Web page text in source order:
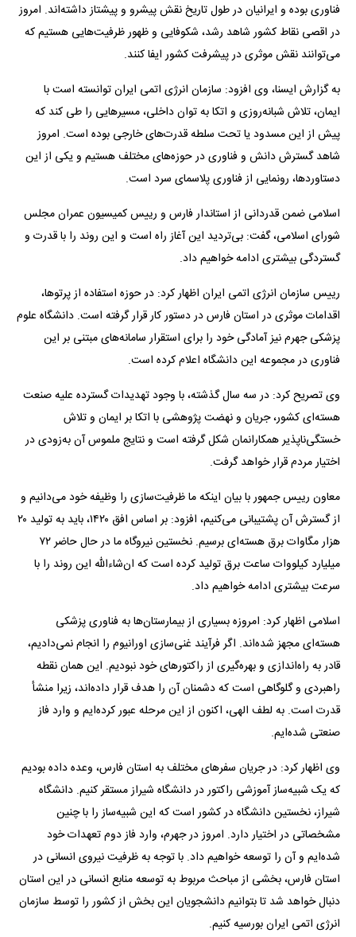
فناوری بوده و ایرانیان در طول تاریخ نقش پیشرو و پیشتاز داشته‌اند. امروز
در اقصی نقاط کشور شاهد رشد، شکوفایی و ظهور ظرفیت‌هایی هستیم که
می‌توانند نقش موثری در پیشرفت کشور ایفا کنند.
به گزارش ایسنا، وی افزود: سازمان انرژی اتمی ایران توانسته است با
ایمان، تلاش شبانه‌روزی و اتکا به توان داخلی، مسیر‌هایی را طی کند که
پیش از این مسدود یا تحت سلطه قدرت‌های خارجی بوده است. امروز
شاهد گسترش دانش و فناوری در حوزه‌های مختلف هستیم و یکی از این
دستاوردها، رونمایی از فناوری پلاسمای سرد است.
اسلامی ضمن قدردانی از استاندار فارس و رییس کمیسیون عمران مجلس
شورای اسلامی، گفت: بی‌تردید این آغاز راه است و این روند را با قدرت و
گستردگی بیشتری ادامه خواهیم داد.
رییس سازمان انرژی اتمی ایران اظهار کرد: در حوزه استفاده از پرتوها،
اقدامات موثری در استان فارس در دستور کار قرار گرفته است. دانشگاه علوم
پزشکی جهرم نیز آمادگی خود را برای استقرار سامانه‌های مبتنی بر این
فناوری در مجموعه این دانشگاه اعلام کرده است.
وی تصریح کرد: در سه سال گذشته، با وجود تهدیدات گسترده علیه صنعت
هسته‌ای کشور، جریان و نهضت پژوهشی با اتکا بر ایمان و تلاش
خستگی‌ناپذیر همکارانمان شکل گرفته است و نتایج ملموس آن به‌زودی در
اختیار مردم قرار خواهد گرفت.
معاون رییس جمهور با بیان اینکه ما ظرفیت‌سازی را وظیفه خود می‌دانیم و
از گسترش آن پشتیبانی می‌کنیم، افزود: بر اساس افق ۱۴۲۰، باید به تولید ۲۰
هزار مگاوات برق هسته‌ای برسیم. نخستین نیروگاه ما در حال حاضر ۷۲
میلیارد کیلووات ساعت برق تولید کرده است که ان‌شاءالله این روند را با
سرعت بیشتری ادامه خواهیم داد.
اسلامی اظهار کرد: امروزه بسیاری از بیمارستان‌ها به فناوری پزشکی
هسته‌ای مجهز شده‌اند. اگر فرآیند غنی‌سازی اورانیوم را انجام نمی‌دادیم،
قادر به راه‌اندازی و بهره‌گیری از راکتور‌های خود نبودیم. این همان نقطه
راهبردی و گلوگاهی است که دشمنان آن را هدف قرار داده‌اند، زیرا منشأ
قدرت است. به لطف الهی، اکنون از این مرحله عبور کرده‌ایم و وارد فاز
صنعتی شده‌ایم.
وی اظهار کرد: در جریان سفر‌های مختلف به استان فارس، وعده داده بودیم
که یک شبیه‌ساز آموزشی راکتور در دانشگاه شیراز مستقر کنیم. دانشگاه
شیراز، نخستین دانشگاه در کشور است که این شبیه‌ساز را با چنین
مشخصاتی در اختیار دارد. امروز در جهرم، وارد فاز دوم تعهدات خود
شده‌ایم و آن را توسعه خواهیم داد. با توجه به ظرفیت نیروی انسانی در
استان فارس، بخشی از مباحث مربوط به توسعه منابع انسانی در این استان
دنبال خواهد شد تا بتوانیم دانشجویان این بخش از کشور را توسط سازمان
انرژی اتمی ایران بورسیه کنیم.